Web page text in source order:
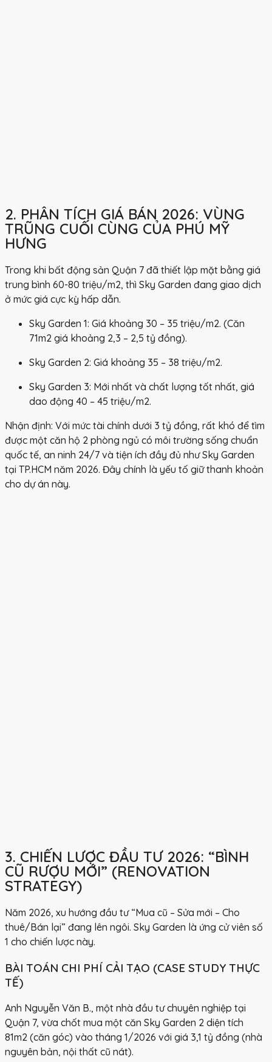
2. PHÂN TÍCH GIÁ BÁN 2026: VÙNG
TRŨNG CUỐI CÙNG CỦA PHÚ MỸ
HƯNG
Trong khi bất động sản Quận 7 đã thiết lập mặt bằng giá
trung bình 60-80 triệu/m2, thì Sky Garden đang giao dịch
ở mức giá cực kỳ hấp dẫn.
Sky Garden 1: Giá khoảng 30 – 35 triệu/m2. (Căn
71m2 giá khoảng 2,3 – 2,5 tỷ đồng).
Sky Garden 2: Giá khoảng 35 – 38 triệu/m2.
Sky Garden 3: Mới nhất và chất lượng tốt nhất, giá
dao động 40 – 45 triệu/m2.
Nhận định: Với mức tài chính dưới 3 tỷ đồng, rất khó để tìm
được một căn hộ 2 phòng ngủ có môi trường sống chuẩn
quốc tế, an ninh 24/7 và tiện ích đầy đủ như Sky Garden
tại TP.HCM năm 2026. Đây chính là yếu tố giữ thanh khoản
cho dự án này.
3. CHIẾN LƯỢC ĐẦU TƯ 2026: “BÌNH
CŨ RƯỢU MỚI” (RENOVATION
STRATEGY)
Năm 2026, xu hướng đầu tư “Mua cũ – Sửa mới – Cho
thuê/Bán lại” đang lên ngôi. Sky Garden là ứng cử viên số
1 cho chiến lược này.
BÀI TOÁN CHI PHÍ CẢI TẠO (CASE STUDY THỰC
TẾ)
Anh Nguyễn Văn B., một nhà đầu tư chuyên nghiệp tại
Quận 7, vừa chốt mua một căn Sky Garden 2 diện tích
81m2 (căn góc) vào tháng 1/2026 với giá 3,1 tỷ đồng (nhà
nguyên bản, nội thất cũ nát).